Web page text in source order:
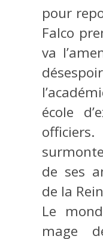
pour
Falco
va
école
de ses
de la
Le
mage